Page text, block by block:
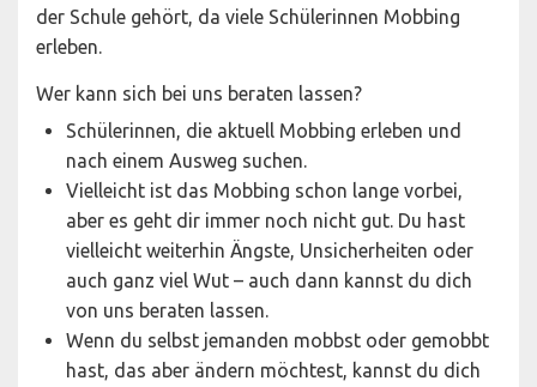
der Schule gehört, da viele Schülerinnen Mobbing
erleben.
Wer kann sich bei uns beraten lassen?
Schülerinnen, die aktuell Mobbing erleben und
nach einem Ausweg suchen.
Vielleicht ist das Mobbing schon lange vorbei,
aber es geht dir immer noch nicht gut. Du hast
vielleicht weiterhin Ängste, Unsicherheiten oder
auch ganz viel Wut – auch dann kannst du dich
von uns beraten lassen.
Wenn du selbst jemanden mobbst oder gemobbt
hast, das aber ändern möchtest, kannst du dich